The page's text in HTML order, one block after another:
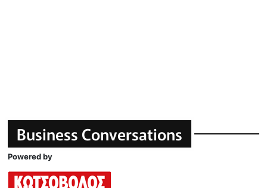
Business Conversations
Powered by